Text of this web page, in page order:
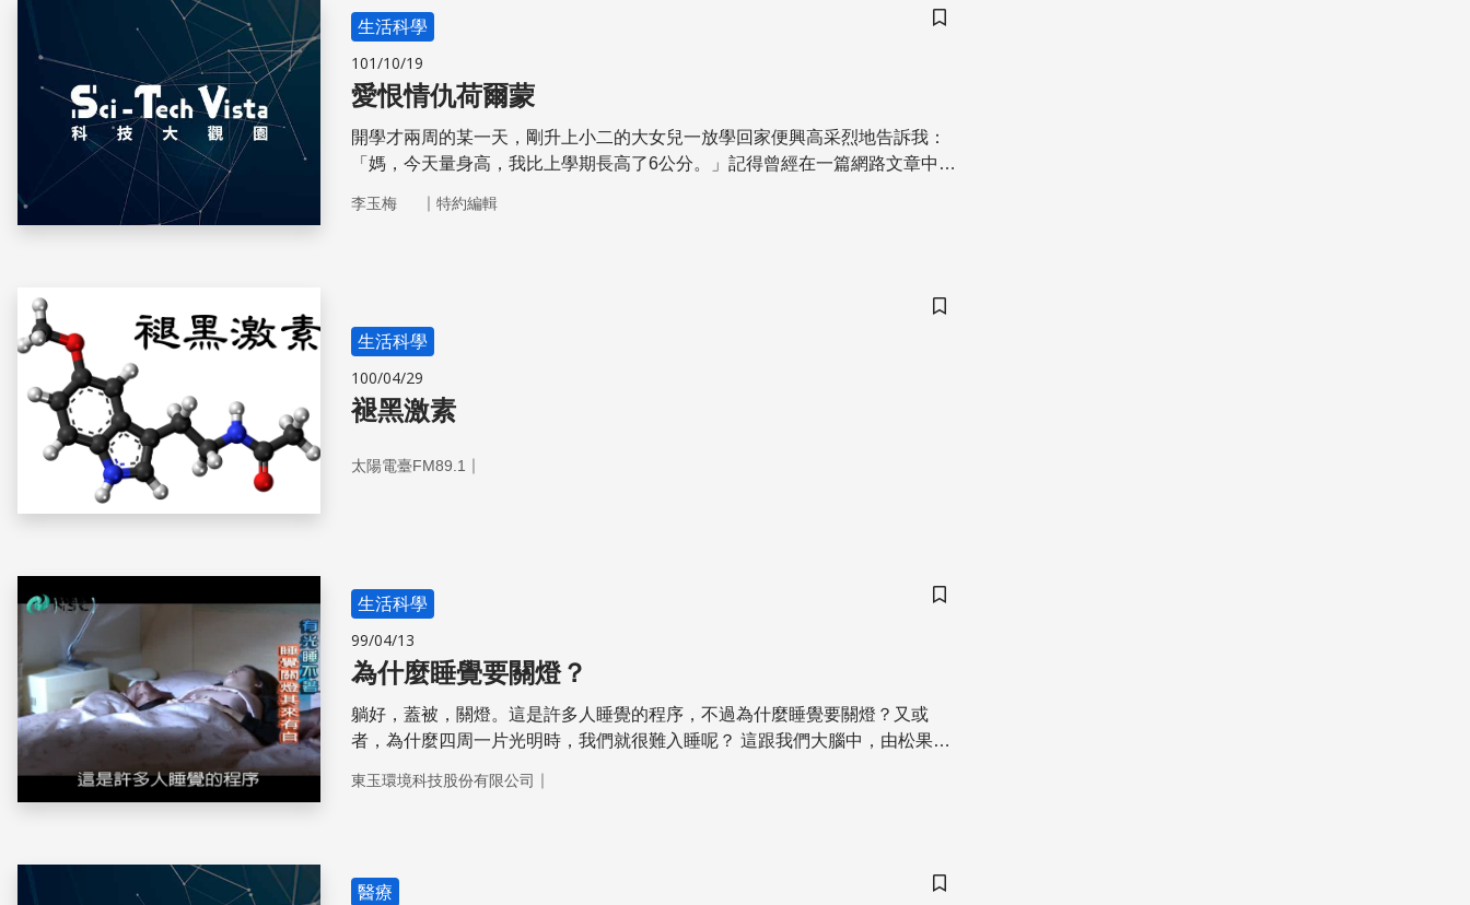
儲存書籤
生活科學
101/10/19
愛恨情仇荷爾蒙
開學才兩周的某一天，剛升上小二的大女兒一放學回家便興高采烈地告訴我：
「媽，今天量身高，我比上學期長高了6公分。」記得曾經在一篇網路文章中讀
的時間便達成了平均值。我趁機考考她：「你覺得哪些因素和你長高有關
李玉梅 ｜ 特約編輯
儲存書籤
生活科學
100/04/29
褪黑激素
太陽電臺FM89.1 ｜
儲存書籤
生活科學
99/04/13
為什麼睡覺要關燈？
躺好，蓋被，關燈。這是許多人睡覺的程序，不過為什麼睡覺要關燈？又或
者，為什麼四周一片光明時，我們就很難入睡呢？ 這跟我們大腦中，由松果體
分泌的少，會讓人睡意全失。而影響褪黑激素分泌的關鍵，在於光線。 簡單來
東玉環境科技股份有限公司 ｜
儲存書籤
醫療